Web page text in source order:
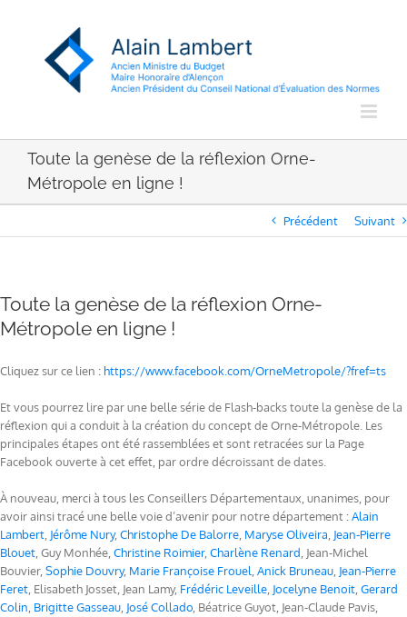
Toute la genèse de la réflexion Orne-
Métropole en ligne !
Précédent Suivant
Toute la genèse de la réflexion Orne-
Métropole en ligne !
Cliquez sur ce lien : https://www.facebook.com/OrneMetropole/?fref=ts
Et vous pourrez lire par une belle série de Flash-backs toute la genèse de la
réflexion qui a conduit à la création du concept de Orne-Métropole. Les
principales étapes ont été rassemblées et sont retracées sur la Page
Facebook ouverte à cet effet, par ordre décroissant de dates.
À nouveau, merci à tous les Conseillers Départementaux, unanimes, pour
avoir ainsi tracé une belle voie d’avenir pour notre département :Alain
Lambert Jérôme Nury, Christophe De Balorre Maryse Oliveira Jean-Pierre
Blouet , Guy Monhée, Christine Roimier, Charlène Renard , Jean-Michel
Bouvier, Sophie Douvry, Marie Françoise Frouel Anick Bruneau Jean-Pierre
Feret , Elisabeth Josset, Jean Lamy, Frédéric Leveille Jocelyne Benoit Gerard
Colin Brigitte Gasseau José Collado , Béatrice Guyot, Jean-Claude Pavis,